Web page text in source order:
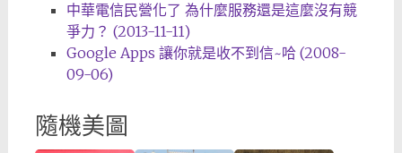
中華電信民營化了 為什麼服務還是這麼沒有競
爭力？ (2013-11-11)
Google Apps 讓你就是收不到信~哈 (2008-
09-06)
隨機美圖